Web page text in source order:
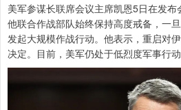
美军参谋长联席会议主席凯恩5日在发
他联合作战部队始终保持高度戒备，一
发起大规模作战行动。他表示，重启对
决定。目前，美军仍处于低烈度军事行动